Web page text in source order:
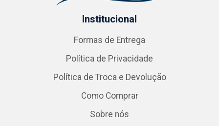
Institucional
Formas de Entrega
Política de Privacidade
Política de Troca e Devolução
Como Comprar
Sobre nós